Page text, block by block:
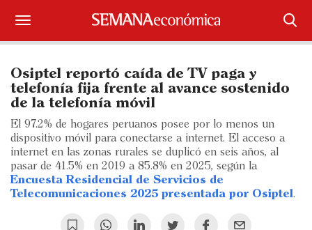
Iniciar sesión
Portada
¿Qué está pasando?
Sectores y Empresas
Osiptel reportó caída de TV paga y
telefonía fija frente al avance sostenido
de la telefonía móvil
El 97.2% de hogares peruanos posee por lo menos un
dispositivo móvil para conectarse a internet. El acceso a
internet en las zonas rurales se duplicó en seis años, al
pasar de 41.5% en 2019 a 85.8% en 2025, según la
Encuesta Residencial de Servicios de
Telecomunicaciones 2025 presentada por Osiptel.